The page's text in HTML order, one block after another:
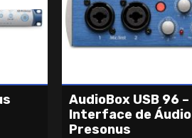
AudioBox USB 96 –
Interface de Áudio
Presonus